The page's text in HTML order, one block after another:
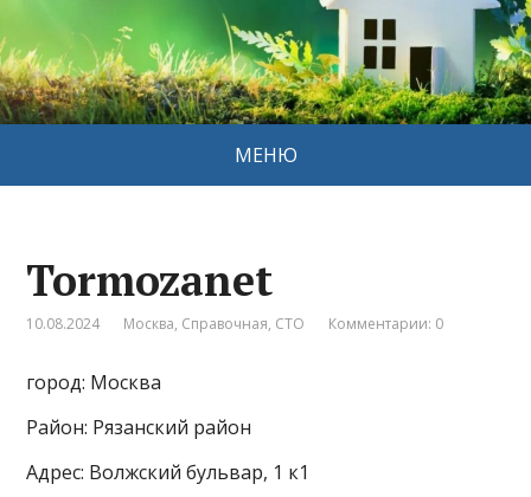
МЕНЮ
Tormozanet
10.08.2024 Москва, Справочная, СТО Комментарии: 0
город: Москва
Район: Рязанский район
Адрес: Волжский бульвар, 1 к1